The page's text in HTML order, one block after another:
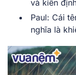
và kiên
Paul: Cái
nghĩa là